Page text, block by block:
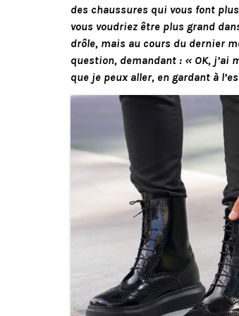
des chaussures qui vous font
vous voudriez être plus grand
drôle, mais au cours du dernier
question, demandant : « OK, j’ai
que je peux aller, en gardant à